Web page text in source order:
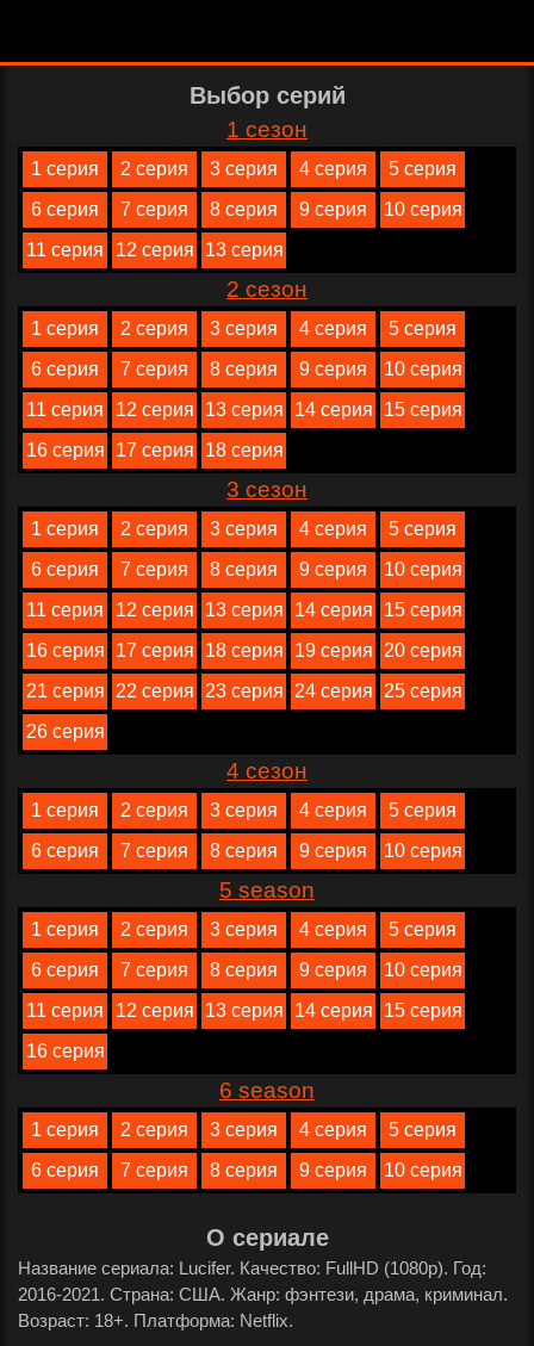
Выбор серий
1 сезон
1 серия 2 серия 3 серия 4 серия
5 серия
6 серия
7 серия 8 серия 9 серия
10 серия
11 серия
12 серия 13 серия
2 сезон
1 серия 2 серия 3 серия 4 серия
5 серия
6 серия
7 серия 8 серия 9 серия
10 серия
11 серия
12 серия 13 серия 14 серия
15 серия
16 серия
17 серия 18 серия
3 сезон
1 серия 2 серия 3 серия 4 серия
5 серия
6 серия
7 серия 8 серия 9 серия
10 серия
11 серия
12 серия 13 серия 14 серия
15 серия
16 серия
17 серия 18 серия 19 серия
20 серия
21 серия
22 серия 23 серия 24 серия
25 серия
26 серия
4 сезон
1 серия 2 серия 3 серия 4 серия
5 серия
6 серия
7 серия 8 серия 9 серия 10 серия
5 season
1 серия 2 серия 3 серия 4 серия
5 серия
6 серия
7 серия 8 серия 9 серия
10 серия
11 серия
12 серия 13 серия 14 серия
15 серия
16 серия
6 season
1 серия 2 серия 3 серия 4 серия
5 серия
6 серия
7 серия 8 серия 9 серия 10 серия
О сериале
Название сериала: Lucifer. Качество: FullHD (1080p). Год:
2016-2021. Страна: США. Жанр: фэнтези, драма, криминал.
Возраст: 18+. Платформа: Netflix.